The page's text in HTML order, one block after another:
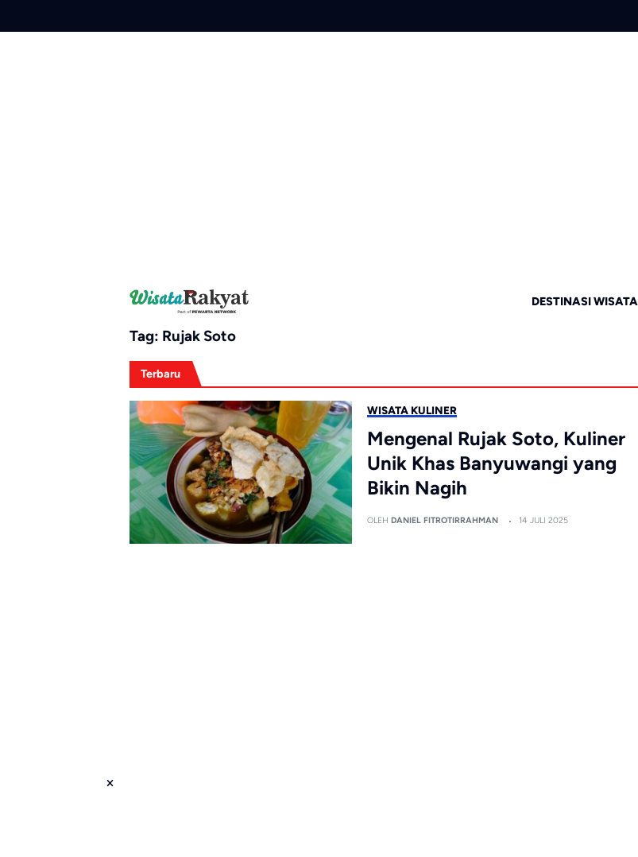
DESTINASI WISATA
Tag: Rujak Soto
Terbaru
WISATA KULINER
Mengenal Rujak Soto, Kuliner
Unik Khas Banyuwangi yang
Bikin Nagih
OLEH DANIEL FITROTIRRAHMAN 14 JULI 2025